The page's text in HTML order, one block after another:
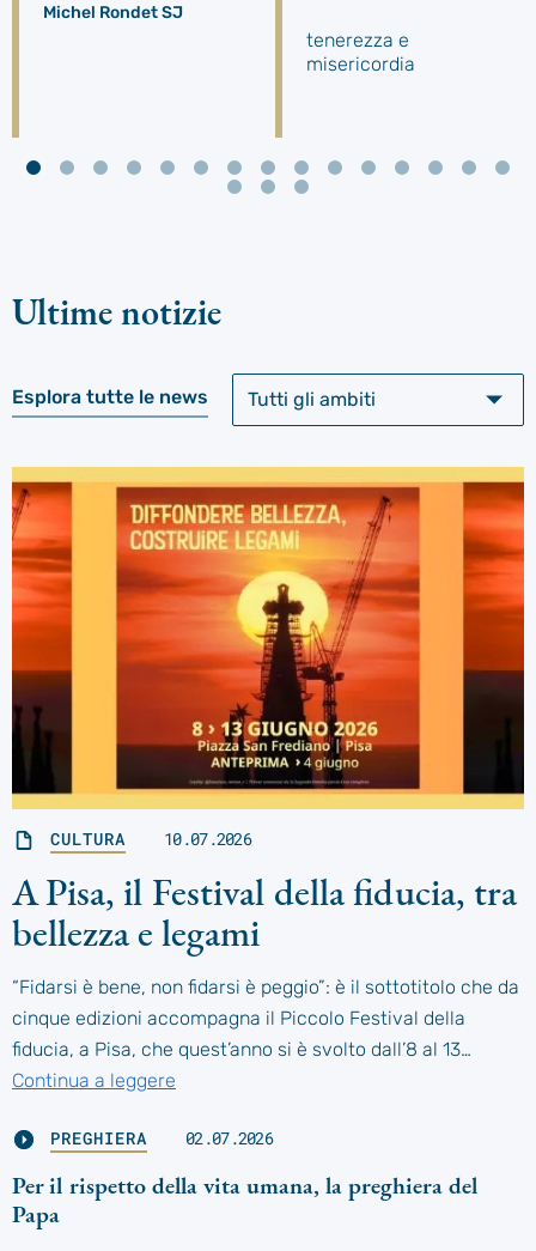
Michel Rondet SJ
tenerezza e
misericordia
Ultime notizie
Esplora tutte le news
CULTURA 10.07.2026
A Pisa, il Festival della fiducia, tra
bellezza e legami
“Fidarsi è bene, non fidarsi è peggio”: è il sottotitolo che da
cinque edizioni accompagna il Piccolo Festival della
fiducia, a Pisa, che quest’anno si è svolto dall’8 al 13…
Continua a leggere
PREGHIERA 02.07.2026
Per il rispetto della vita umana, la preghiera del
Papa